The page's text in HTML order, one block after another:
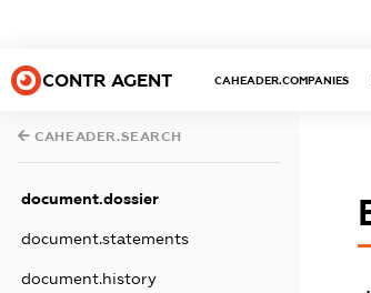
CONTR AGENT CAHEADER.COMPANIES
CAHEADER.SEARCH
document.dossier
document.statements
document.history